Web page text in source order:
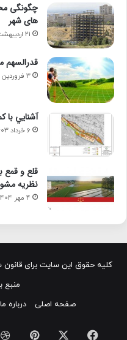
چگونگی
های شهر
21 اردیبهشت 1403
قدرالسهم ماده 101 در زمین های
3 فروردین 1403
آشنايي با
6 خرداد 1403
قلع و قمع
نظریه
4 مهر 1404
کلیه حقوق این سایت برای
منبع
صفحه اصلی
درباره ما
فیسبوک